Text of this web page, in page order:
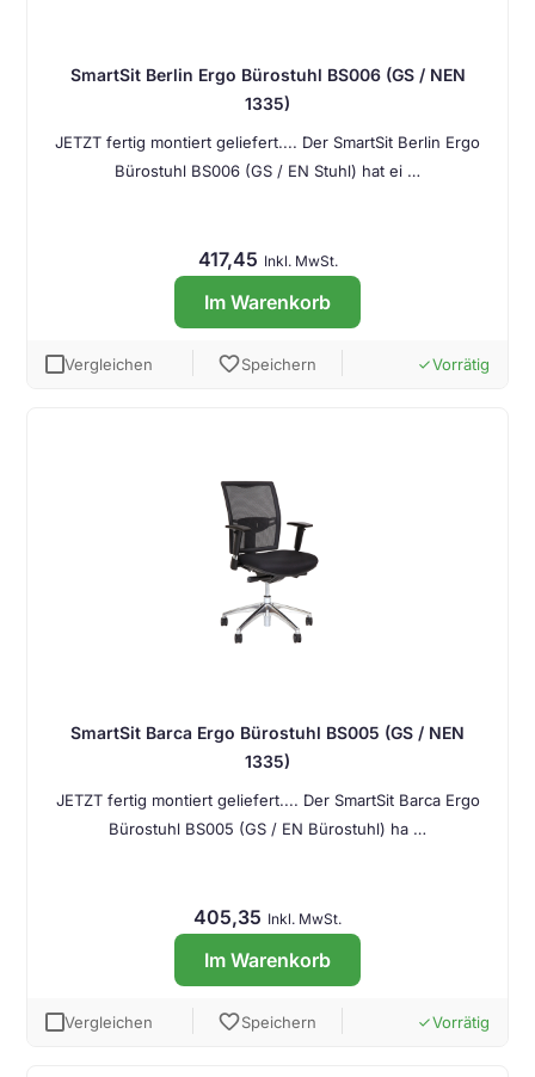
SmartSit Berlin Ergo Bürostuhl BS006 (GS / NEN
1335)
JETZT fertig montiert geliefert.... Der SmartSit Berlin Ergo
Bürostuhl BS006 (GS / EN Stuhl) hat ei …
417,45 Inkl. MwSt.
Im Warenkorb
Vergleichen favoriteSpeichern doneVorrätig
SmartSit Barca Ergo Bürostuhl BS005 (GS / NEN
1335)
JETZT fertig montiert geliefert.... Der SmartSit Barca Ergo
Bürostuhl BS005 (GS / EN Bürostuhl) ha …
405,35 Inkl. MwSt.
Im Warenkorb
Vergleichen favoriteSpeichern doneVorrätig